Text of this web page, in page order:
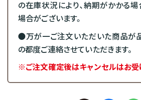
の在庫状況により、納期がかかる
場合がございます。
●万が一ご注文いただいた商品が
の都度ご連絡させていただきます。
※ご注文確定後はキャンセルはお受